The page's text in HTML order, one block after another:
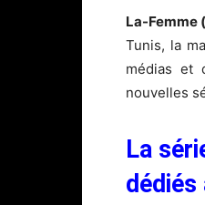
La-Femme
Tunis, la
médias et
nouvelles
La
dédiés